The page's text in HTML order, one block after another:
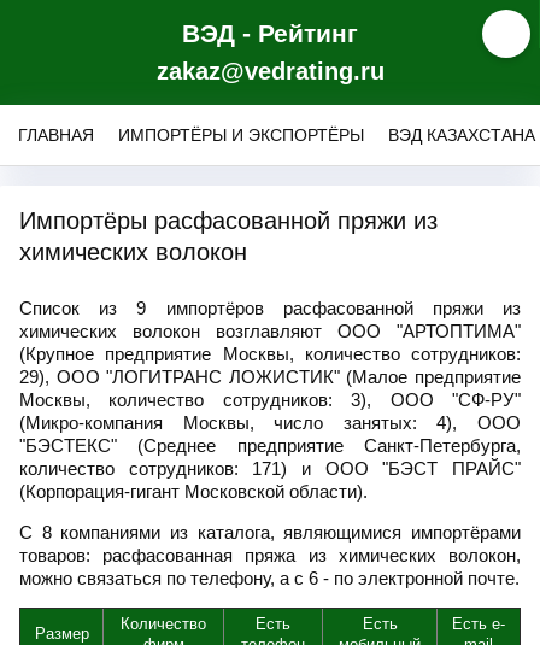
ВЭД - Рейтинг
zakaz@vedrating.ru
ГЛАВНАЯ ИМПОРТЁРЫ И ЭКСПОРТЁРЫ ВЭД КАЗАХСТАНА
Импортёры расфасованной пряжи из
химических волокон
Список из 9 импортёров расфасованной пряжи из
химических волокон возглавляют ООО "АРТОПТИМА"
(Крупное предприятие Москвы, количество сотрудников:
29), ООО "ЛОГИТРАНС ЛОЖИСТИК" (Малое предприятие
Москвы, количество сотрудников: 3), ООО "СФ-РУ"
(Микро-компания Москвы, число занятых: 4), ООО
"БЭСТЕКС" (Среднее предприятие Санкт-Петербурга,
количество сотрудников: 171) и ООО "БЭСТ ПРАЙС"
(Корпорация-гигант Московской области).
С 8 компаниями из каталога, являющимися импортёрами
товаров: расфасованная пряжа из химических волокон,
можно связаться по телефону, а с 6 - по электронной почте.
Размер
Количество
Есть
Есть
Есть e-